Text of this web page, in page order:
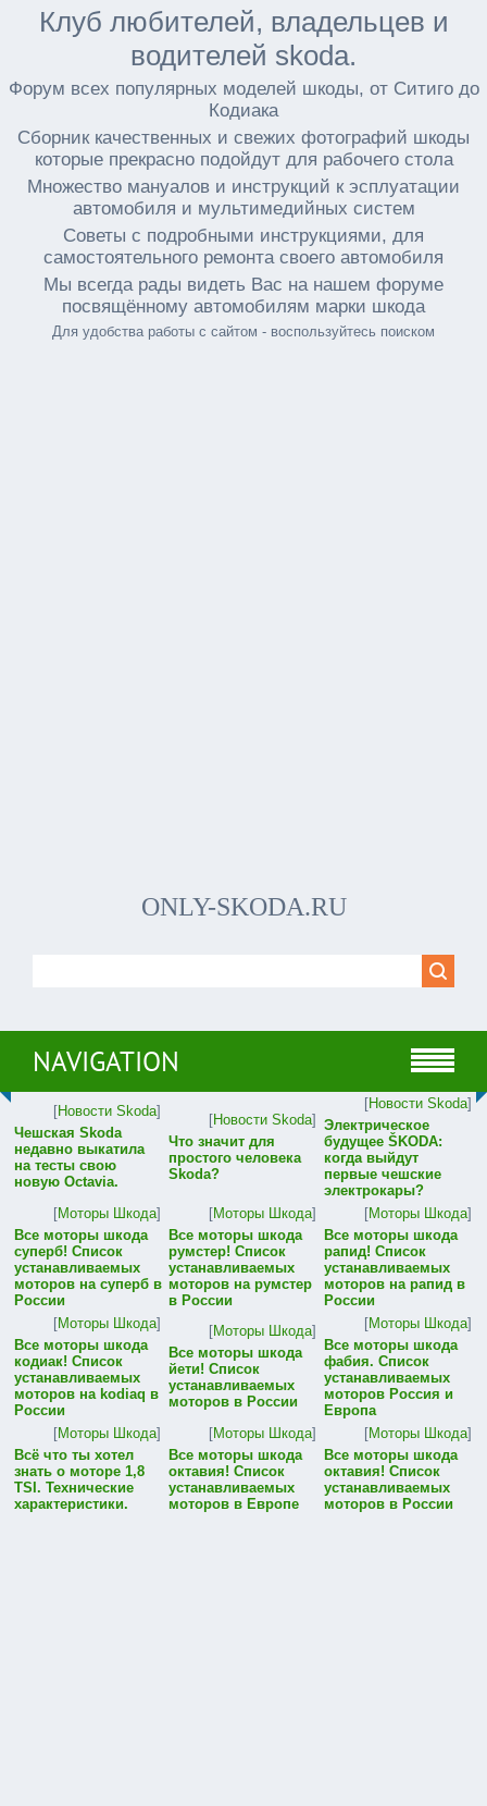
Клуб любителей, владельцев и
водителей skoda.
Форум всех популярных моделей шкоды, от Ситиго до
Кодиака
Сборник качественных и свежих фотографий шкоды
которые прекрасно подойдут для рабочего стола
Множество мануалов и инструкций к эсплуатации
автомобиля и мультимедийных систем
Советы с подробными инструкциями, для
самостоятельного ремонта своего автомобиля
Мы всегда рады видеть Вас на нашем форуме
посвящённому автомобилям марки шкода
Для удобства работы с сайтом - воспользуйтесь поиском
ONLY-SKODA.RU
NAVIGATION
[Новости Skoda]
Чешская Skoda
недавно выкатила
на тесты свою
новую Octavia.
[Новости Skoda]
Что значит для
простого человека
Skoda?
[Новости Skoda]
Электрическое
будущее ŠKODA:
когда выйдут
первые чешские
электрокары?
[Моторы Шкода]
Все моторы шкода
суперб! Список
устанавливаемых
моторов на суперб в
России
[Моторы Шкода]
Все моторы шкода
румстер! Список
устанавливаемых
моторов на румстер
в России
[Моторы Шкода]
Все моторы шкода
рапид! Список
устанавливаемых
моторов на рапид в
России
[Моторы Шкода]
Все моторы шкода
кодиак! Список
устанавливаемых
моторов на kodiaq в
России
[Моторы Шкода]
Все моторы шкода
йети! Список
устанавливаемых
моторов в России
[Моторы Шкода]
Все моторы шкода
фабия. Список
устанавливаемых
моторов Россия и
Европа
[Моторы Шкода]
Всё что ты хотел
знать о моторе 1,8
TSI. Технические
характеристики.
[Моторы Шкода]
Все моторы шкода
октавия! Список
устанавливаемых
моторов в Европе
[Моторы Шкода]
Все моторы шкода
октавия! Список
устанавливаемых
моторов в России